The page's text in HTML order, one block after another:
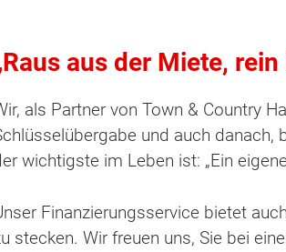
aus der Miete,
als Partner von Town & Country
und auch
wichtigste im Leben ist: „Ein
Finanzierungsservice bietet
stecken. Wir freuen uns, Sie bei